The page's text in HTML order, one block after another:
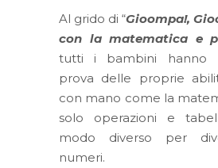
Al grido di “Gioompa!,
con la matematica e
tutti i bambini hanno
prova delle proprie
con mano come la
solo operazioni e
modo diverso per
numeri.